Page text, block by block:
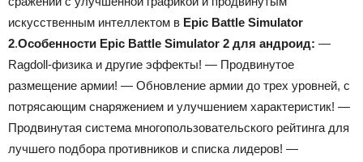
искусственным интеллектом в Epic Battle Simulator
2.Особенности Epic Battle Simulator 2 для андроид: —
Ragdoll-физика и другие эффекты! — Продвинутое
размещение армии! — Обновление армии до трех уровней, с
потрясающим снаряжением и улучшением характеристик! —
Продвинутая система многопользовательского рейтинга для
лучшего подбора противников и списка лидеров! —